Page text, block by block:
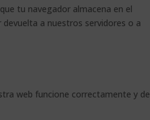
tu navegador almacena en el
a nuestros servidores o a
web funcione correctamente y de